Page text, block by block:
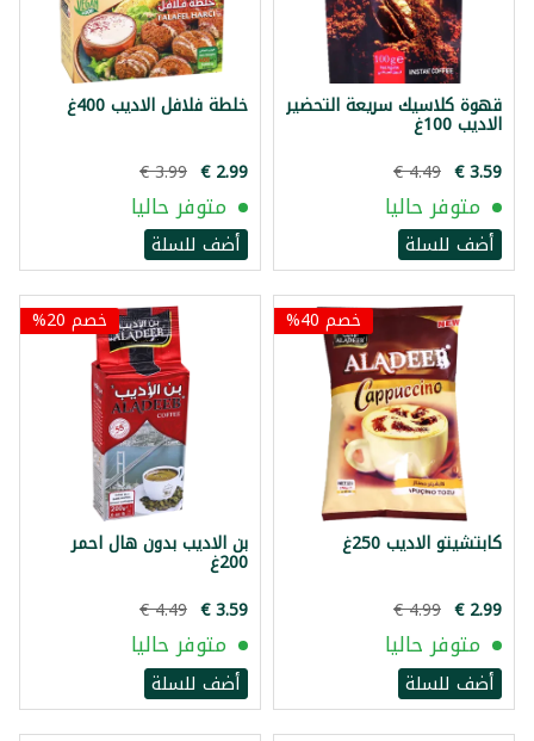
قهوة كلاسيك سريعة التحضير
الاديب 100غ
متوفر حاليا
أضف للسلة
خلطة فلافل الاديب 400غ
متوفر حاليا
أضف للسلة
خصم 40%
كابتشيتو الاديب 250غ
متوفر حاليا
أضف للسلة
خصم 20%
بن الاديب بدون هال احمر
200غ
متوفر حاليا
أضف للسلة